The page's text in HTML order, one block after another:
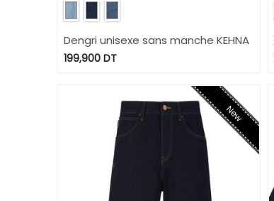
Dengri unisexe sans manche KEHNA
199,900DT
New